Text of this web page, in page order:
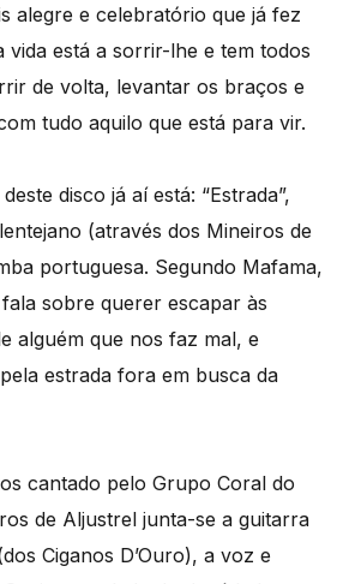
alegre e celebratório que já fez
vida está a sorrir-lhe e tem todos
de volta, levantar os braços e
tudo aquilo que está para vir.
disco já aí está: “Estrada”,
(através dos Mineiros de
portuguesa. Segundo Mafama,
sobre querer escapar às
alguém que nos faz mal, e
estrada fora em busca da
cantado pelo Grupo Coral do
de Aljustrel junta-se a guitarra
Ciganos D’Ouro), a voz e